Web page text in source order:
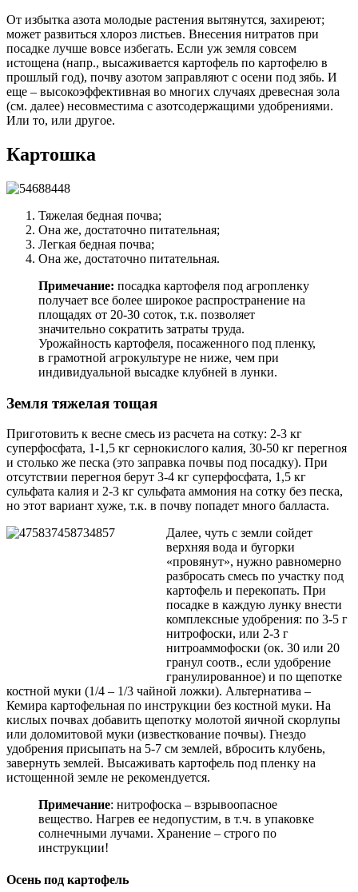
От избытка азота молодые растения вытянутся, захиреют;
может развиться хлороз листьев. Внесения нитратов при
посадке лучше вовсе избегать. Если уж земля совсем
истощена (напр., высаживается картофель по картофелю в
прошлый год), почву азотом заправляют с осени под зябь. И
еще – высокоэффективная во многих случаях древесная зола
(см. далее) несовместима с азотсодержащими удобрениями.
Или то, или другое.
Картошка
Тяжелая бедная почва;
Она же, достаточно питательная;
Легкая бедная почва;
Она же, достаточно питательная.
Примечание: посадка картофеля под агропленку
получает все более широкое распространение на
площадях от 20-30 соток, т.к. позволяет
значительно сократить затраты труда.
Урожайность картофеля, посаженного под пленку,
в грамотной агрокультуре не ниже, чем при
индивидуальной высадке клубней в лунки.
Земля тяжелая тощая
Приготовить к весне смесь из расчета на сотку: 2-3 кг
суперфосфата, 1-1,5 кг сернокислого калия, 30-50 кг перегноя
и столько же песка (это заправка почвы под посадку). При
отсутствии перегноя берут 3-4 кг суперфосфата, 1,5 кг
сульфата калия и 2-3 кг сульфата аммония на сотку без песка,
но этот вариант хуже, т.к. в почву попадет много балласта.
Далее, чуть с земли сойдет
верхняя вода и бугорки
«провянут», нужно равномерно
разбросать смесь по участку под
картофель и перекопать. При
посадке в каждую лунку внести
комплексные удобрения: по 3-5 г
нитрофоски, или 2-3 г
нитроаммофоски (ок. 30 или 20
гранул соотв., если удобрение
гранулированное) и по щепотке
костной муки (1/4 – 1/3 чайной ложки). Альтернатива –
Кемира картофельная по инструкции без костной муки. На
кислых почвах добавить щепотку молотой яичной скорлупы
или доломитовой муки (известкование почвы). Гнездо
удобрения присыпать на 5-7 см землей, вбросить клубень,
завернуть землей. Высаживать картофель под пленку на
истощенной земле не рекомендуется.
Примечание: нитрофоска – взрывоопасное
вещество. Нагрев ее недопустим, в т.ч. в упаковке
солнечными лучами. Хранение – строго по
инструкции!
Осень под картофель